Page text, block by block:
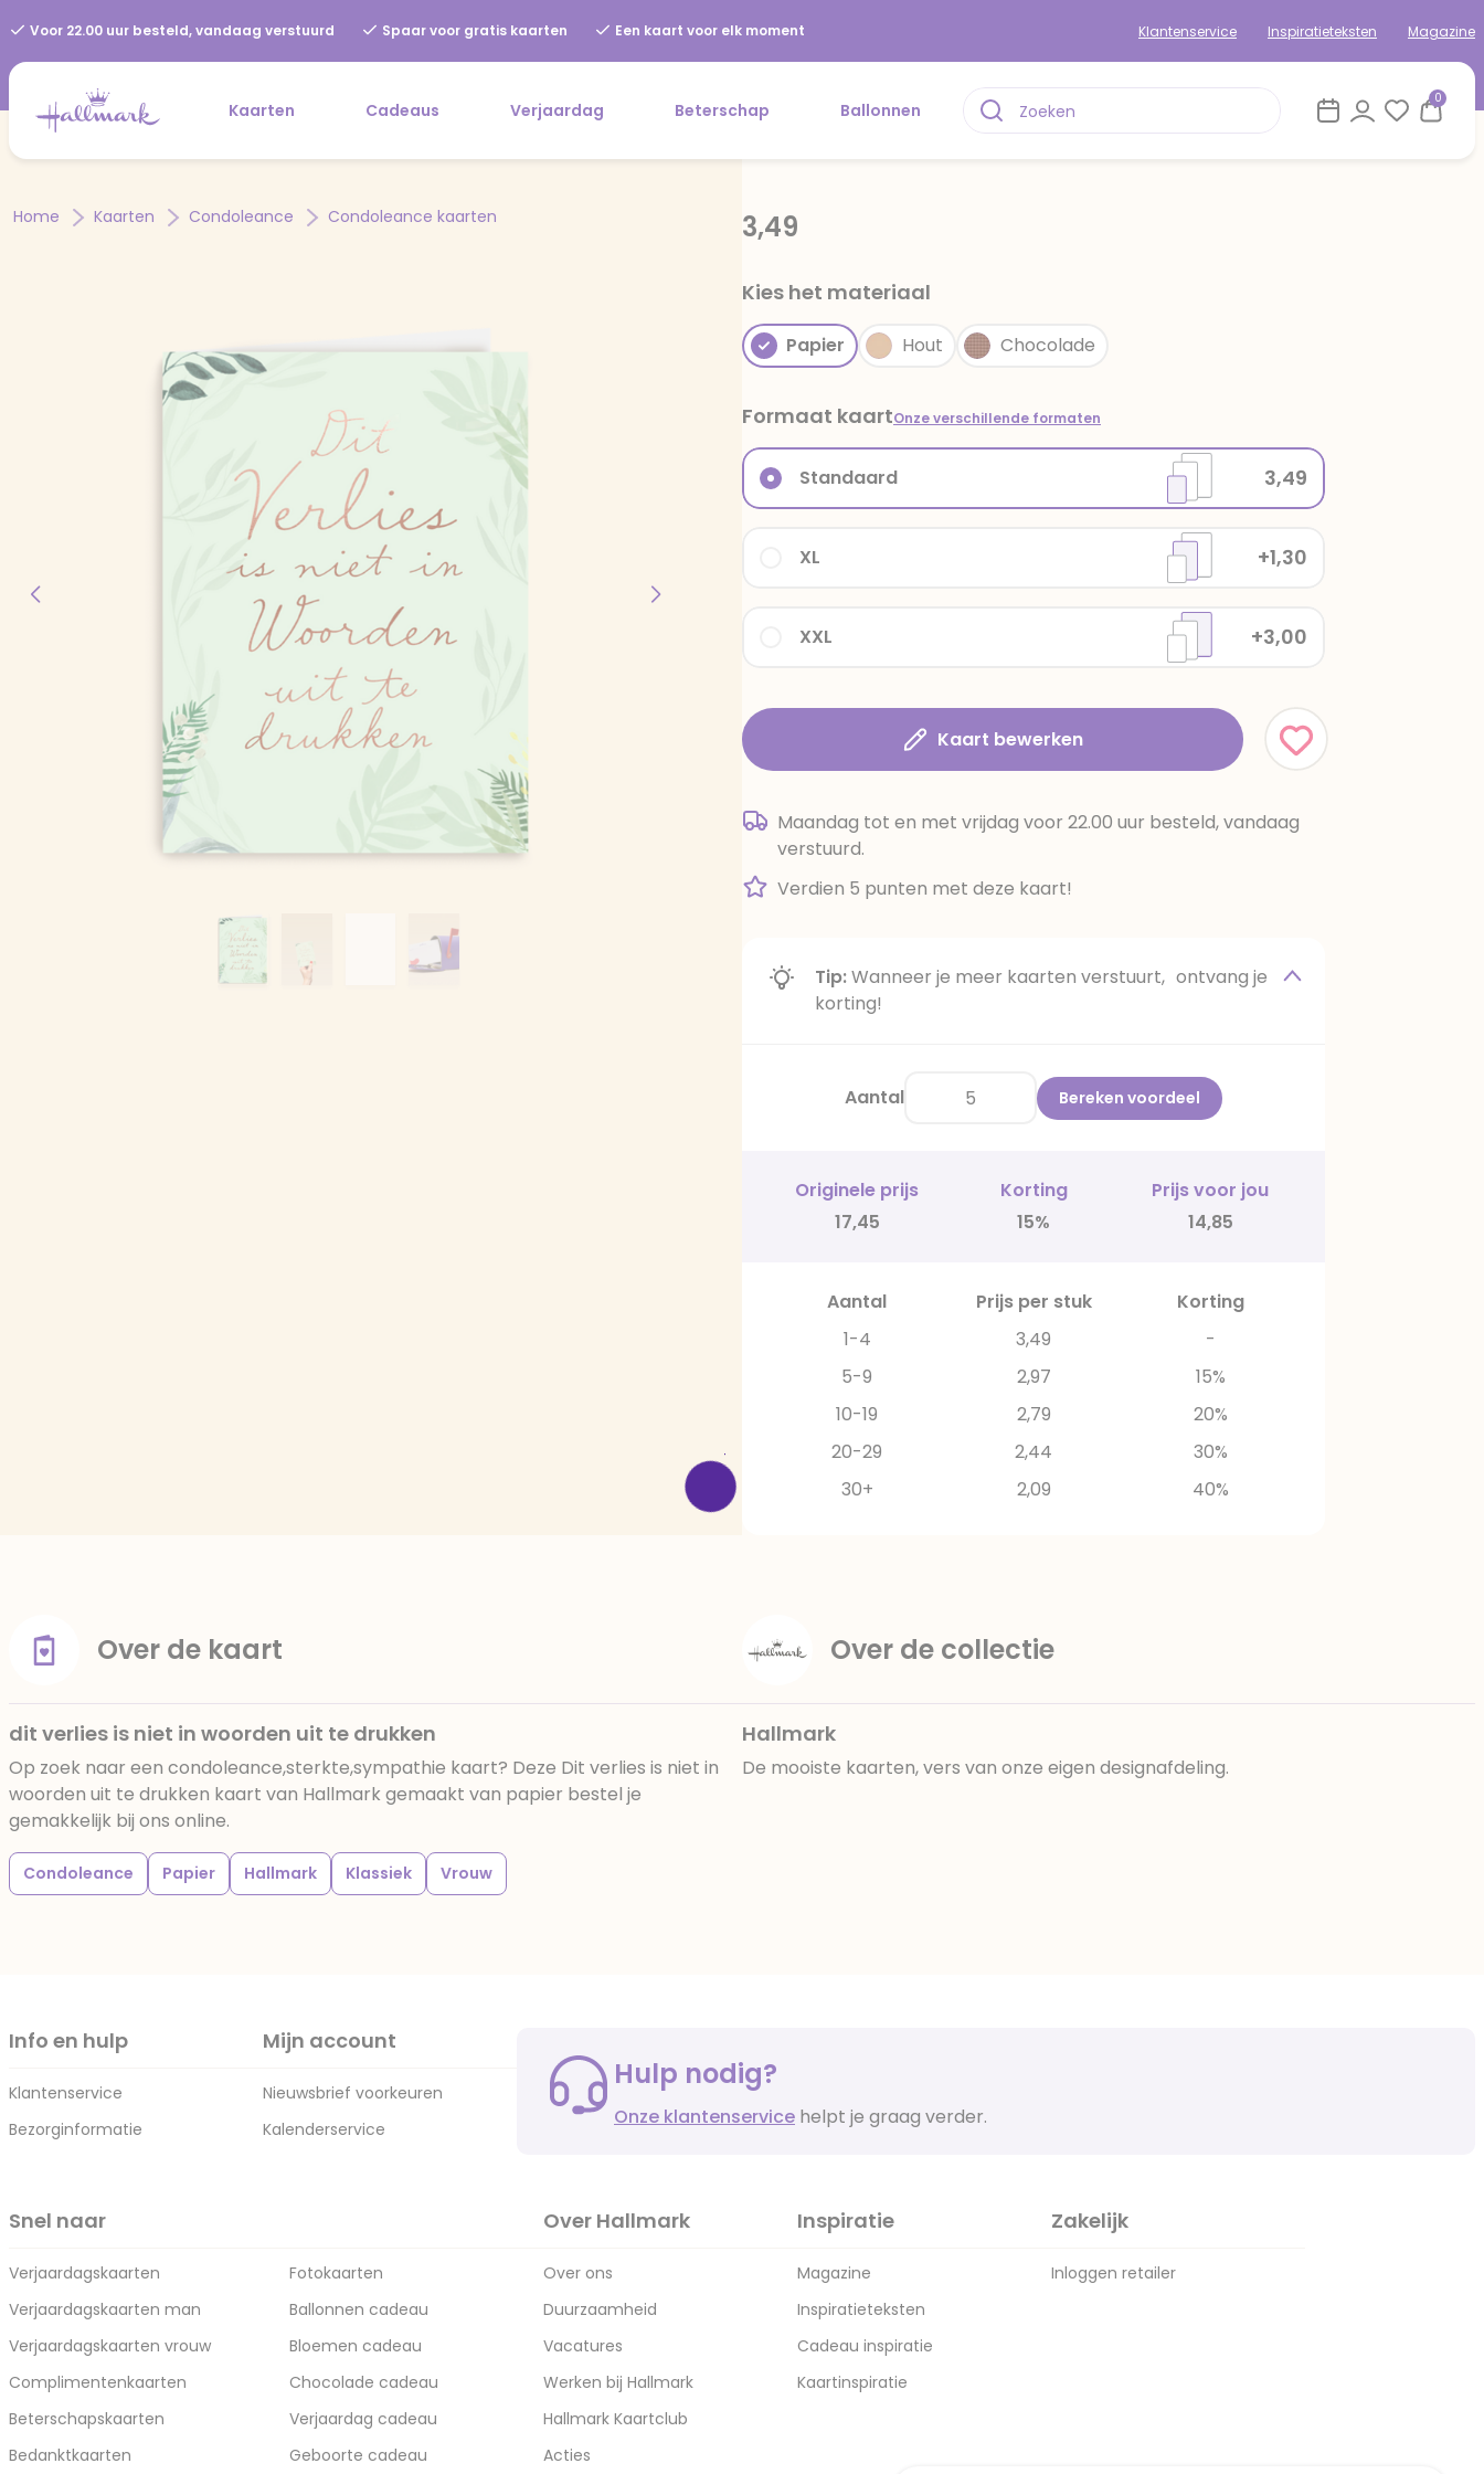
Voor 22.00 uur besteld, vandaag verstuurd Spaar voor gratis kaarten Een kaart voor elk moment Klantenservice Inspiratieteksten Magazine
Kaarten Cadeaus Verjaardag Beterschap Ballonnen
0
Home Kaarten Condoleance Condoleance kaarten 3,49
Kies het materiaal
Papier Hout Chocolade
Formaat kaartOnze verschillende formaten
XXL +3,00
XL +1,30
Standaard 3,49
Kaart bewerken
Maandag tot en met vrijdag voor 22.00 uur besteld, vandaag
verstuurd.
Verdien 5 punten met deze kaart!
Tip:Wanneer je meer kaarten verstuurt, ontvang je
korting!
Aantal Bereken voordeel
Originele prijs Korting
Prijs voor jou
17,45
15% 14,85
Aantal Prijs per stuk
Korting
1-4
3,49
-
5-9
2,97
15%
10-19
2,79
20%
20-29
2,44
30%
30+
2,09 40%
Over de kaart
dit verlies is niet in woorden uit te drukken
Op zoek naar een condoleance,sterkte,sympathie kaart? Deze Dit verlies is niet in
woorden uit te drukken kaart van Hallmark gemaakt van papier bestel je
gemakkelijk bij ons online.
Condoleance Papier Hallmark Klassiek Vrouw
Over de collectie
Hallmark
De mooiste kaarten, vers van onze eigen designafdeling.
Info en hulp
Klantenservice
Bezorginformatie
Mijn account
Nieuwsbrief voorkeuren
Kalenderservice
Hulp nodig?
Onze klantenservice helpt je graag verder.
Snel naar
Verjaardagskaarten
Verjaardagskaarten man
Verjaardagskaarten vrouw
Complimentenkaarten
Beterschapskaarten
Bedanktkaarten
Fotokaarten
Ballonnen cadeau
Bloemen cadeau
Chocolade cadeau
Verjaardag cadeau
Geboorte cadeau
Over Hallmark
Over ons
Duurzaamheid
Vacatures
Werken bij Hallmark
Hallmark Kaartclub
Acties
Inspiratie
Magazine
Inspiratieteksten
Cadeau inspiratie
Kaartinspiratie
Zakelijk
Inloggen retailer